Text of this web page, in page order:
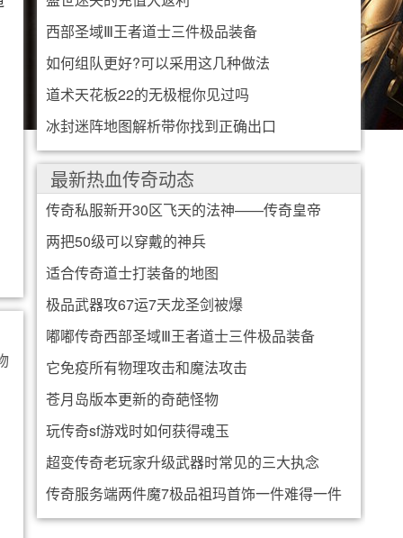
西部圣域Ⅲ王者道士三件极品装备
如何组队更好?可以采用这几种做法
道术天花板22的无极棍你见过吗
冰封迷阵地图解析带你找到正确出口
最新热血传奇动态
传奇私服新开30区飞天的法神——传奇皇帝
两把50级可以穿戴的神兵
适合传奇道士打装备的地图
极品武器攻67运7天龙圣剑被爆
嘟嘟传奇西部圣域Ⅲ王者道士三件极品装备
它免疫所有物理攻击和魔法攻击
苍月岛版本更新的奇葩怪物
玩传奇sf游戏时如何获得魂玉
超变传奇老玩家升级武器时常见的三大执念
传奇服务端两件魔7极品祖玛首饰一件难得一件
是孤品